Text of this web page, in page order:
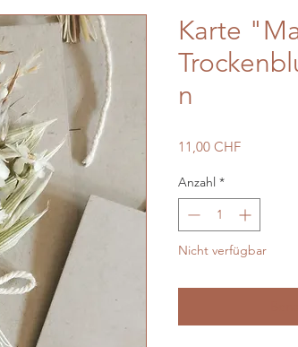
Karte
n
11,00 CHFPreis
Anzahl *
Nicht verfügbar